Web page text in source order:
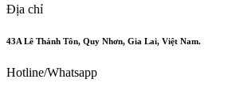
Địa chỉ
43A Lê Thánh Tôn, Quy Nhơn, Gia Lai, Việt Nam.
Hotline/Whatsapp